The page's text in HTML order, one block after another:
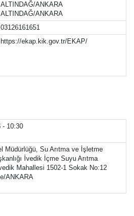
ALTINDAĞ/ANKARA
ALTINDAĞ/ANKARA
03126161651
https://ekap.kik.gov.tr/EKAP/
- 10:30
Müdürlüğü, Su Arıtma ve İşletme
İvedik İçme Suyu Arıtma
Mahallesi 1502-1 Sokak No:12
ANKARA